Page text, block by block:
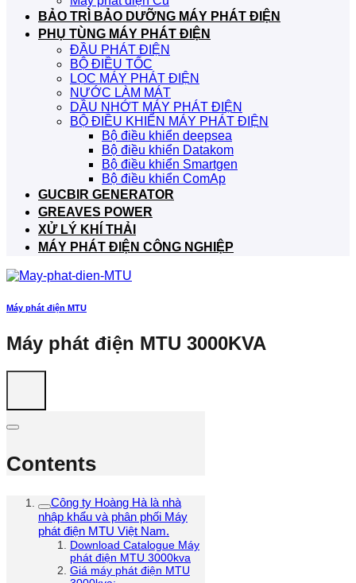
BẢO TRÌ BẢO DƯỠNG MÁY PHÁT ĐIỆN
PHỤ TÙNG MÁY PHÁT ĐIỆN
ĐẦU PHÁT ĐIỆN
BỘ ĐIỀU TỐC
LỌC MÁY PHÁT ĐIỆN
NƯỚC LÀM MÁT
DẦU NHỚT MÁY PHÁT ĐIỆN
BỘ ĐIỀU KHIỂN MÁY PHÁT ĐIỆN
Bộ điều khiển deepsea
Bộ điều khiển Datakom
Bộ điều khiển Smartgen
Bộ điều khiển ComAp
GUCBIR GENERATOR
GREAVES POWER
XỬ LÝ KHÍ THẢI
MÁY PHÁT ĐIỆN CÔNG NGHIỆP
Máy phát điện MTU
Máy phát điện MTU 3000KVA
Contents
Công ty Hoàng Hà là nhà
nhập khẩu và phân phối Máy
phát điện MTU Việt Nam.
Download Catalogue Máy
phát điện MTU 3000kva
Giá máy phát điện MTU